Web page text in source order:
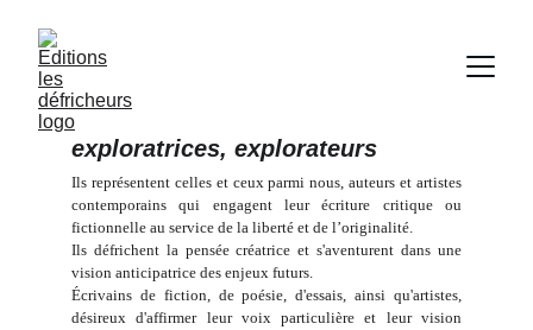
Ils représentent celles et ceux parmi nous, auteurs et artistes
contemporains qui engagent leur écriture critique ou
fictionnelle au service de la liberté et de l’originalité.
Ils défrichent la pensée créatrice et s'aventurent dans une
vision anticipatrice des enjeux futurs.
Écrivains de fiction, de poésie, d'essais, ainsi qu'artistes,
désireux d'affirmer leur voix particulière et leur vision
exploratrices, explorateurs